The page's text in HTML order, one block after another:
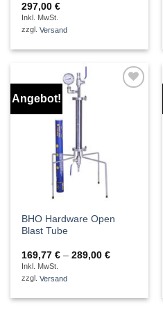
297,00€
Inkl. MwSt.
zzgl.Versand
Angebot!
BHO Hardware Open
Blast Tube
169,77€ –289,00€Preisspanne:
Inkl. MwSt.
zzgl.Versand